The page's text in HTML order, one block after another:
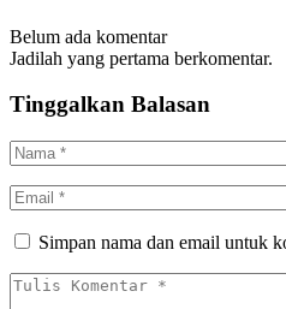
Belum ada komentar
Jadilah yang pertama berkomentar.
Tinggalkan Balasan
Simpan nama dan email untuk